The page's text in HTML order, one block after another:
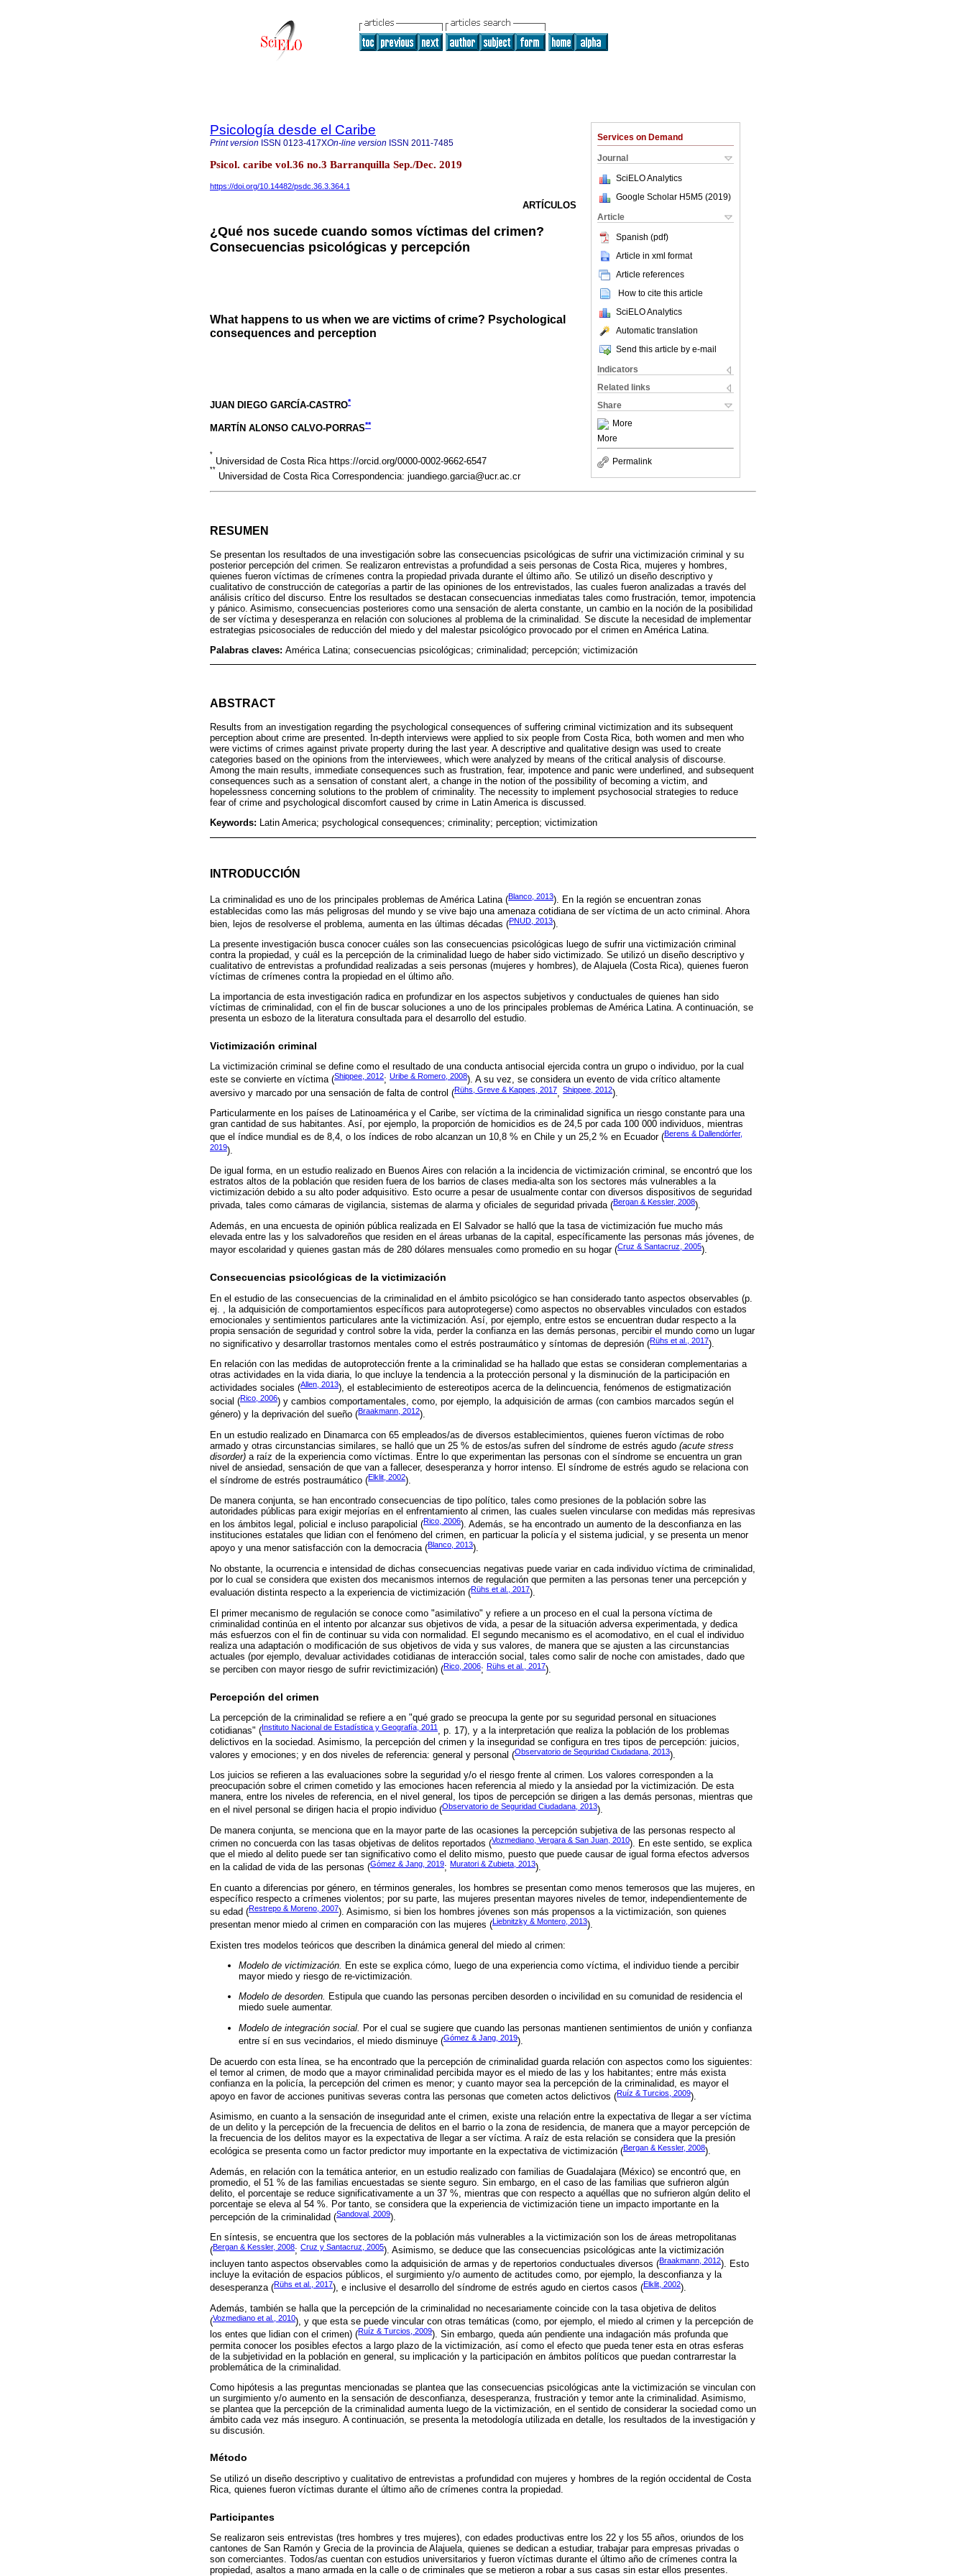
Services on Demand
Journal
SciELO Analytics
Google Scholar H5M5 (2019)
Article
Spanish (pdf)
Article in xml format
Article references
How to cite this article
SciELO Analytics
Automatic translation
Send this article by e-mail
Indicators
Related links
Share
More
More
Permalink
Psicología desde el Caribe
Print version ISSN 0123-417XOn-line version ISSN 2011-7485
Psicol. caribe vol.36 no.3 Barranquilla Sep./Dec. 2019
https://doi.org/10.14482/psdc.36.3.364.1
ARTÍCULOS
¿Qué nos sucede cuando somos víctimas del crimen?
Consecuencias psicológicas y percepción
What happens to us when we are victims of crime? Psychological
consequences and perception
JUAN DIEGO GARCÍA-CASTRO*
MARTÍN ALONSO CALVO-PORRAS**
*
Universidad de Costa Rica https://orcid.org/0000-0002-9662-6547
**
Universidad de Costa Rica Correspondencia: juandiego.garcia@ucr.ac.cr
RESUMEN
Se presentan los resultados de una investigación sobre las consecuencias psicológicas de sufrir una victimización criminal y su
posterior percepción del crimen. Se realizaron entrevistas a profundidad a seis personas de Costa Rica, mujeres y hombres,
quienes fueron víctimas de crímenes contra la propiedad privada durante el último año. Se utilizó un diseño descriptivo y
cualitativo de construcción de categorías a partir de las opiniones de los entrevistados, las cuales fueron analizadas a través del
análisis crítico del discurso. Entre los resultados se destacan consecuencias inmediatas tales como frustración, temor, impotencia
y pánico. Asimismo, consecuencias posteriores como una sensación de alerta constante, un cambio en la noción de la posibilidad
de ser víctima y desesperanza en relación con soluciones al problema de la criminalidad. Se discute la necesidad de implementar
estrategias psicosociales de reducción del miedo y del malestar psicológico provocado por el crimen en América Latina.
Palabras claves: América Latina; consecuencias psicológicas; criminalidad; percepción; victimización
ABSTRACT
Results from an investigation regarding the psychological consequences of suffering criminal victimization and its subsequent
perception about crime are presented. In-depth interviews were applied to six people from Costa Rica, both women and men who
were victims of crimes against private property during the last year. A descriptive and qualitative design was used to create
categories based on the opinions from the interviewees, which were analyzed by means of the critical analysis of discourse.
Among the main results, immediate consequences such as frustration, fear, impotence and panic were underlined, and subsequent
consequences such as a sensation of constant alert, a change in the notion of the possibility of becoming a victim, and
hopelessness concerning solutions to the problem of criminality. The necessity to implement psychosocial strategies to reduce
fear of crime and psychological discomfort caused by crime in Latin America is discussed.
Keywords: Latin America; psychological consequences; criminality; perception; victimization
INTRODUCCIÓN
La criminalidad es uno de los principales problemas de América Latina (Blanco, 2013). En la región se encuentran zonas
establecidas como las más peligrosas del mundo y se vive bajo una amenaza cotidiana de ser víctima de un acto criminal. Ahora
bien, lejos de resolverse el problema, aumenta en las últimas décadas (PNUD, 2013).
La presente investigación busca conocer cuáles son las consecuencias psicológicas luego de sufrir una victimización criminal
contra la propiedad, y cuál es la percepción de la criminalidad luego de haber sido victimizado. Se utilizó un diseño descriptivo y
cualitativo de entrevistas a profundidad realizadas a seis personas (mujeres y hombres), de Alajuela (Costa Rica), quienes fueron
víctimas de crímenes contra la propiedad en el último año.
La importancia de esta investigación radica en profundizar en los aspectos subjetivos y conductuales de quienes han sido
víctimas de criminalidad, con el fin de buscar soluciones a uno de los principales problemas de América Latina. A continuación, se
presenta un esbozo de la literatura consultada para el desarrollo del estudio.
Victimización criminal
La victimización criminal se define como el resultado de una conducta antisocial ejercida contra un grupo o individuo, por la cual
este se convierte en víctima (Shippee, 2012; Uribe & Romero, 2008). A su vez, se considera un evento de vida crítico altamente
aversivo y marcado por una sensación de falta de control (Rühs, Greve & Kappes, 2017, Shippee, 2012).
Particularmente en los países de Latinoamérica y el Caribe, ser víctima de la criminalidad significa un riesgo constante para una
gran cantidad de sus habitantes. Así, por ejemplo, la proporción de homicidios es de 24,5 por cada 100 000 individuos, mientras
que el índice mundial es de 8,4, o los índices de robo alcanzan un 10,8 % en Chile y un 25,2 % en Ecuador (Berens & Dallendórfer,
2019).
De igual forma, en un estudio realizado en Buenos Aires con relación a la incidencia de victimización criminal, se encontró que los
estratos altos de la población que residen fuera de los barrios de clases media-alta son los sectores más vulnerables a la
victimización debido a su alto poder adquisitivo. Esto ocurre a pesar de usualmente contar con diversos dispositivos de seguridad
privada, tales como cámaras de vigilancia, sistemas de alarma y oficiales de seguridad privada (Bergan & Kessler, 2008).
Además, en una encuesta de opinión pública realizada en El Salvador se halló que la tasa de victimización fue mucho más
elevada entre las y los salvadoreños que residen en el áreas urbanas de la capital, específicamente las personas más jóvenes, de
mayor escolaridad y quienes gastan más de 280 dólares mensuales como promedio en su hogar (Cruz & Santacruz, 2005).
Consecuencias psicológicas de la victimización
En el estudio de las consecuencias de la criminalidad en el ámbito psicológico se han considerado tanto aspectos observables (p.
ej. , la adquisición de comportamientos específicos para autoprotegerse) como aspectos no observables vinculados con estados
emocionales y sentimientos particulares ante la victimización. Así, por ejemplo, entre estos se encuentran dudar respecto a la
propia sensación de seguridad y control sobre la vida, perder la confianza en las demás personas, percibir el mundo como un lugar
no significativo y desarrollar trastornos mentales como el estrés postraumático y síntomas de depresión (Rühs et al., 2017).
En relación con las medidas de autoprotección frente a la criminalidad se ha hallado que estas se consideran complementarias a
otras actividades en la vida diaria, lo que incluye la tendencia a la protección personal y la disminución de la participación en
actividades sociales (Allen, 2013), el establecimiento de estereotipos acerca de la delincuencia, fenómenos de estigmatización
social (Rico, 2006) y cambios comportamentales, como, por ejemplo, la adquisición de armas (con cambios marcados según el
género) y la deprivación del sueño (Braakmann, 2012).
En un estudio realizado en Dinamarca con 65 empleados/as de diversos establecimientos, quienes fueron víctimas de robo
armado y otras circunstancias similares, se halló que un 25 % de estos/as sufren del síndrome de estrés agudo (acute stress
disorder) a raíz de la experiencia como víctimas. Entre lo que experimentan las personas con el síndrome se encuentra un gran
nivel de ansiedad, sensación de que van a fallecer, desesperanza y horror intenso. El síndrome de estrés agudo se relaciona con
el síndrome de estrés postraumático (Elklit, 2002).
De manera conjunta, se han encontrado consecuencias de tipo político, tales como presiones de la población sobre las
autoridades públicas para exigir mejorías en el enfrentamiento al crimen, las cuales suelen vincularse con medidas más represivas
en los ámbitos legal, policial e incluso parapolicial (Rico, 2006). Además, se ha encontrado un aumento de la desconfianza en las
instituciones estatales que lidian con el fenómeno del crimen, en particuar la policía y el sistema judicial, y se presenta un menor
apoyo y una menor satisfacción con la democracia (Blanco, 2013).
No obstante, la ocurrencia e intensidad de dichas consecuencias negativas puede variar en cada individuo víctima de criminalidad,
por lo cual se considera que existen dos mecanismos internos de regulación que permiten a las personas tener una percepción y
evaluación distinta respecto a la experiencia de victimización (Rühs et al., 2017).
El primer mecanismo de regulación se conoce como "asimilativo" y refiere a un proceso en el cual la persona víctima de
criminalidad continúa en el intento por alcanzar sus objetivos de vida, a pesar de la situación adversa experimentada, y dedica
más esfuerzos con el fin de continuar su vida con normalidad. El segundo mecanismo es el acomodativo, en el cual el individuo
realiza una adaptación o modificación de sus objetivos de vida y sus valores, de manera que se ajusten a las circunstancias
actuales (por ejemplo, devaluar actividades cotidianas de interacción social, tales como salir de noche con amistades, dado que
se perciben con mayor riesgo de sufrir revictimización) (Rico, 2006; Rühs et al., 2017).
Percepción del crimen
La percepción de la criminalidad se refiere a en "qué grado se preocupa la gente por su seguridad personal en situaciones
cotidianas" ( Instituto Nacional de Estadística y Geografía, 2011 , p. 17), y a la interpretación que realiza la población de los problemas
delictivos en la sociedad. Asimismo, la percepción del crimen y la inseguridad se configura en tres tipos de percepción: juicios,
valores y emociones; y en dos niveles de referencia: general y personal (Observatorio de Seguridad Ciudadana, 2013).
Los juicios se refieren a las evaluaciones sobre la seguridad y/o el riesgo frente al crimen. Los valores corresponden a la
preocupación sobre el crimen cometido y las emociones hacen referencia al miedo y la ansiedad por la victimización. De esta
manera, entre los niveles de referencia, en el nivel general, los tipos de percepción se dirigen a las demás personas, mientras que
en el nivel personal se dirigen hacia el propio individuo (Observatorio de Seguridad Ciudadana, 2013).
De manera conjunta, se menciona que en la mayor parte de las ocasiones la percepción subjetiva de las personas respecto al
crimen no concuerda con las tasas objetivas de delitos reportados (Vozmediano, Vergara & San Juan, 2010). En este sentido, se explica
que el miedo al delito puede ser tan significativo como el delito mismo, puesto que puede causar de igual forma efectos adversos
en la calidad de vida de las personas (Gómez & Jang, 2019; Muratori & Zubieta, 2013).
En cuanto a diferencias por género, en términos generales, los hombres se presentan como menos temerosos que las mujeres, en
específico respecto a crímenes violentos; por su parte, las mujeres presentan mayores niveles de temor, independientemente de
su edad (Restrepo & Moreno, 2007). Asimismo, si bien los hombres jóvenes son más propensos a la victimización, son quienes
presentan menor miedo al crimen en comparación con las mujeres (Liebnitzky & Montero, 2013).
Existen tres modelos teóricos que describen la dinámica general del miedo al crimen:
Modelo de victimización. En este se explica cómo, luego de una experiencia como víctima, el individuo tiende a percibir
mayor miedo y riesgo de re-victimización.
Modelo de desorden. Estipula que cuando las personas perciben desorden o incivilidad en su comunidad de residencia el
miedo suele aumentar.
Modelo de integración social. Por el cual se sugiere que cuando las personas mantienen sentimientos de unión y confianza
entre sí en sus vecindarios, el miedo disminuye (Gómez & Jang, 2019).
De acuerdo con esta línea, se ha encontrado que la percepción de criminalidad guarda relación con aspectos como los siguientes:
el temor al crimen, de modo que a mayor criminalidad percibida mayor es el miedo de las y los habitantes; entre más exista
confianza en la policía, la percepción del crimen es menor; y cuanto mayor sea la percepción de la criminalidad, es mayor el
apoyo en favor de acciones punitivas severas contra las personas que cometen actos delictivos (Ruíz & Turcios, 2009).
Asimismo, en cuanto a la sensación de inseguridad ante el crimen, existe una relación entre la expectativa de llegar a ser víctima
de un delito y la percepción de la frecuencia de delitos en el barrio o la zona de residencia, de manera que a mayor percepción de
la frecuencia de los delitos mayor es la expectativa de llegar a ser víctima. A raíz de esta relación se considera que la presión
ecológica se presenta como un factor predictor muy importante en la expectativa de victimización (Bergan & Kessler, 2008).
Además, en relación con la temática anterior, en un estudio realizado con familias de Guadalajara (México) se encontró que, en
promedio, el 51 % de las familias encuestadas se siente seguro. Sin embargo, en el caso de las familias que sufrieron algún
delito, el porcentaje se reduce significativamente a un 37 %, mientras que con respecto a aquéllas que no sufrieron algún delito el
porcentaje se eleva al 54 %. Por tanto, se considera que la experiencia de victimización tiene un impacto importante en la
percepción de la criminalidad (Sandoval, 2009).
En síntesis, se encuentra que los sectores de la población más vulnerables a la victimización son los de áreas metropolitanas
(Bergan & Kessler, 2008; Cruz y Santacruz, 2005). Asimismo, se deduce que las consecuencias psicológicas ante la victimización
incluyen tanto aspectos observables como la adquisición de armas y de repertorios conductuales diversos (Braakmann, 2012). Esto
incluye la evitación de espacios públicos, el surgimiento y/o aumento de actitudes como, por ejemplo, la desconfianza y la
desesperanza (Rühs et al., 2017), e inclusive el desarrollo del síndrome de estrés agudo en ciertos casos (Elklit, 2002).
Además, también se halla que la percepción de la criminalidad no necesariamente coincide con la tasa objetiva de delitos
(Vozmediano et al., 2010), y que esta se puede vincular con otras temáticas (como, por ejemplo, el miedo al crimen y la percepción de
los entes que lidian con el crimen) (Ruíz & Turcios, 2009). Sin embargo, queda aún pendiente una indagación más profunda que
permita conocer los posibles efectos a largo plazo de la victimización, así como el efecto que pueda tener esta en otras esferas
de la subjetividad en la población en general, su implicación y la participación en ámbitos políticos que puedan contrarrestar la
problemática de la criminalidad.
Como hipótesis a las preguntas mencionadas se plantea que las consecuencias psicológicas ante la victimización se vinculan con
un surgimiento y/o aumento en la sensación de desconfianza, desesperanza, frustración y temor ante la criminalidad. Asimismo,
se plantea que la percepción de la criminalidad aumenta luego de la victimización, en el sentido de considerar la sociedad como un
ámbito cada vez más inseguro. A continuación, se presenta la metodología utilizada en detalle, los resultados de la investigación y
su discusión.
Método
Se utilizó un diseño descriptivo y cualitativo de entrevistas a profundidad con mujeres y hombres de la región occidental de Costa
Rica, quienes fueron víctimas durante el último año de crímenes contra la propiedad.
Participantes
Se realizaron seis entrevistas (tres hombres y tres mujeres), con edades productivas entre los 22 y los 55 años, oriundos de los
cantones de San Ramón y Grecia de la provincia de Alajuela, quienes se dedican a estudiar, trabajar para empresas privadas o
son comerciantes. Todos/as cuentan con estudios universitarios y fueron víctimas durante el último año de crímenes contra la
propiedad, asaltos a mano armada en la calle o de criminales que se metieron a robar a sus casas sin estar ellos presentes.